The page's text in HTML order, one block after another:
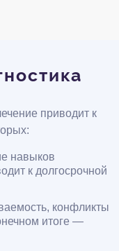
приводит к
навыков
к долгосрочной
конфликты
итоге —